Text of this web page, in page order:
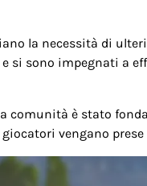
la necessità di
si sono impegnati a
comunità è stato
vengano